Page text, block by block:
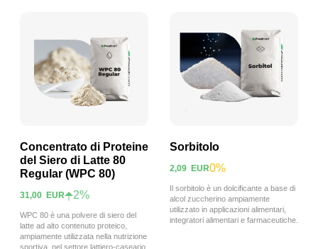
Concentrato di Proteine
del Siero di Latte 80
Regular (WPC 80)
31,00 EUR 2%
WPC 80 è una polvere di siero del
latte ad alto contenuto proteico,
ampiamente utilizzata nella nutrizione
sportiva, nel settore lattiero-caseario
Visualizza prodotto
Sorbitolo
2,09 EUR0%
Il sorbitolo è un dolcificante a base di
alcol zuccherino ampiamente
utilizzato in applicazioni alimentari,
integratori alimentari e farmaceutiche.